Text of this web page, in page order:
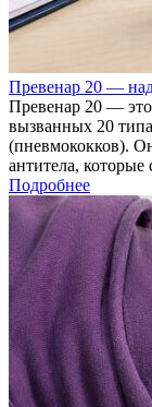
Превенар 20 —
Превенар 20 —
вызванных 20
(пневмококков).
антитела,
Подробнее